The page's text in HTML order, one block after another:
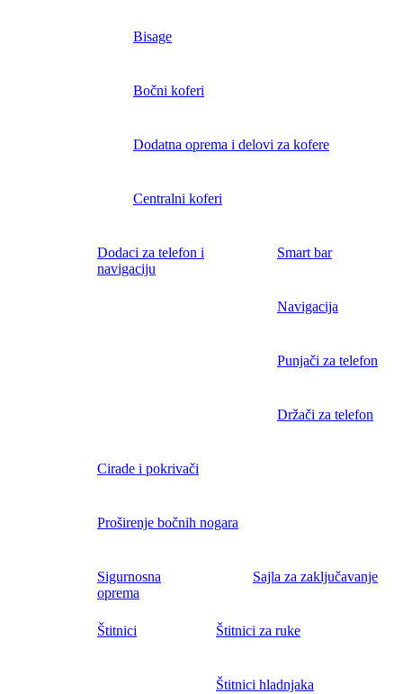
Bisage
Bočni koferi
Dodatna oprema i delovi za kofere
Centralni koferi
Dodaci za telefon i
navigaciju
Smart bar
Navigacija
Punjači za telefon
Držači za telefon
Cirade i pokrivači
Proširenje bočnih nogara
Sigurnosna
oprema
Sajla za zaključavanje
Štitnici Štitnici za ruke
Štitnici hladnjaka